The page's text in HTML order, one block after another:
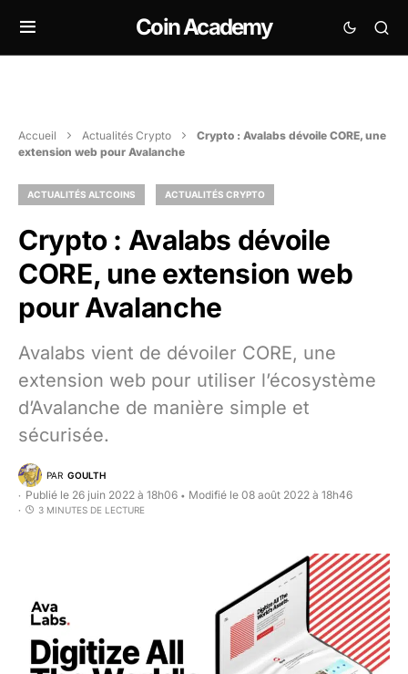
Coin Academy
Accueil Actualités Crypto
Crypto : Avalabs dévoile CORE, une
extension web pour Avalanche
ACTUALITÉS ALTCOINS ACTUALITÉS CRYPTO
Crypto : Avalabs dévoile
CORE, une extension web
pour Avalanche
Avalabs vient de dévoiler CORE, une
extension web pour utiliser l’écosystème
d’Avalanche de manière simple et
sécurisée.
PAR GOULTH
Publié le 26 juin 2022 à 18h06 • Modifié le 08 août 2022 à 18h46
3 MINUTES DE LECTURE